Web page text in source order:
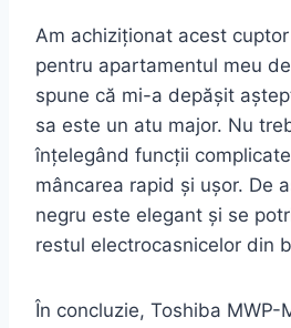
Am achiziționat acest
pentru apartamentul meu
spune că mi-a depășit
sa este un atu major. Nu
înțelegând funcții
mâncarea rapid și ușor. De
negru este elegant și se
restul electrocasnicelor din
În concluzie, Toshiba MWP-